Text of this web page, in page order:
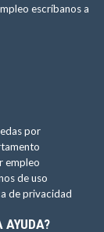
escríbanos a
por
empleo
de uso
de privacidad
AYUDA?